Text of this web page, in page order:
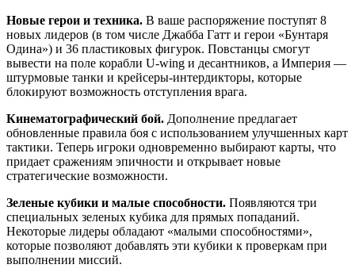
Новые герои и техника. В ваше распоряжение поступят 8
новых лидеров (в том числе Джабба Гатт и герои «Бунтаря
Одина») и 36 пластиковых фигурок. Повстанцы смогут
вывести на поле корабли U-wing и десантников, а Империя —
штурмовые танки и крейсеры-интердикторы, которые
блокируют возможность отступления врага.
Кинематографический бой. Дополнение предлагает
обновленные правила боя с использованием улучшенных карт
тактики. Теперь игроки одновременно выбирают карты, что
придает сражениям эпичности и открывает новые
стратегические возможности.
Зеленые кубики и малые способности. Появляются три
специальных зеленых кубика для прямых попаданий.
Некоторые лидеры обладают «малыми способностями»,
которые позволяют добавлять эти кубики к проверкам при
выполнении миссий.